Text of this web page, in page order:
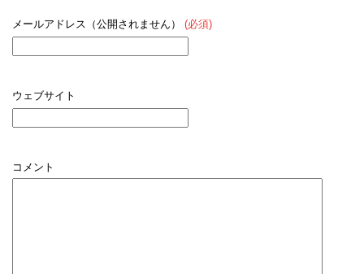
メールアドレス（公開されません） (必須)
ウェブサイト
コメント